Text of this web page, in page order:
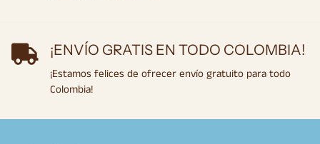
¡ENVÍO GRATIS EN TODO COLOMBIA!
¡Estamos felices de ofrecer envío gratuito para todo
Colombia!